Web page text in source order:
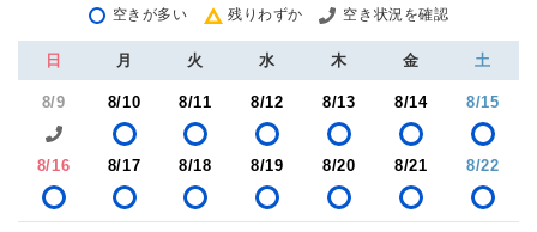
空きが多い 残りわずか 空き状況を確認
日 月 火 水 木 金 土
8/9 8/10 8/11 8/12 8/13 8/14 8/15
8/16 8/17 8/18 8/19 8/20 8/21 8/22